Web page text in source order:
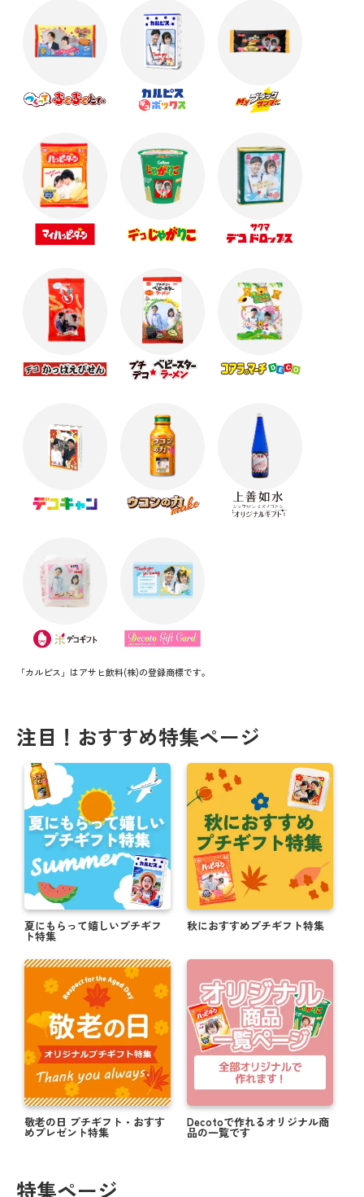
「カルピス」はアサヒ飲料(株)の登録商標です。
注目！おすすめ特集ページ
夏にもらって嬉しいプチギフ
ト特集
秋におすすめプチギフト特集
敬老の日 プチギフト・おすす
めプレゼント特集
Decotoで作れるオリジナル商
品の一覧です
特集ページ